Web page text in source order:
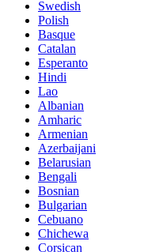
Swedish
Polish
Basque
Catalan
Esperanto
Hindi
Lao
Albanian
Amharic
Armenian
Azerbaijani
Belarusian
Bengali
Bosnian
Bulgarian
Cebuano
Chichewa
Corsican